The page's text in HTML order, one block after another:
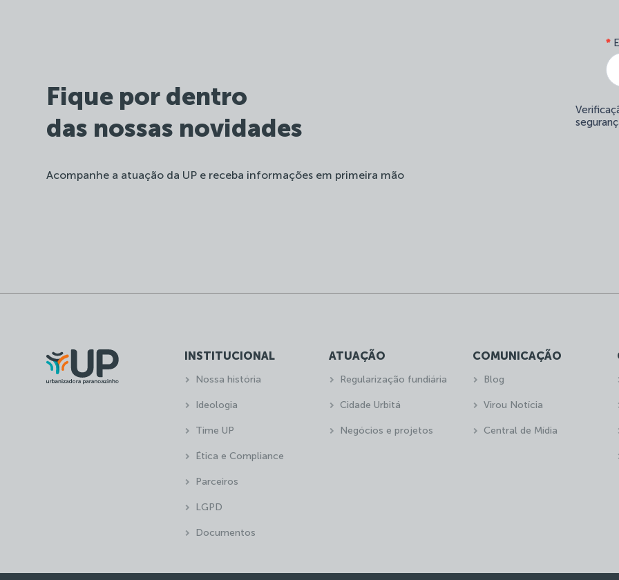
Fique por dentro
das nossas novidades
Acompanhe a atuação da UP e receba informações em primeira mão
*
INSTITUCIONAL
Nossa história
Ideologia
Time UP
Ética e Compliance
Parceiros
LGPD
Documentos
ATUAÇÃO
Regularização fundiária
Cidade Urbitá
Negócios e projetos
COMUNICAÇÃO
Blog
Virou Notícia
Central de Mídia